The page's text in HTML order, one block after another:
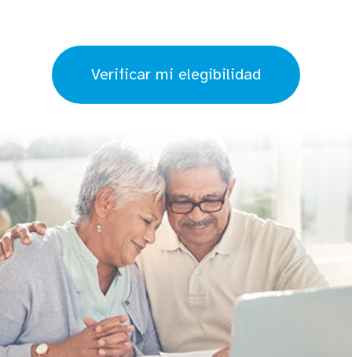
Verificar mi elegibilidad